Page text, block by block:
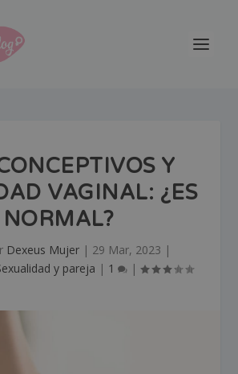
Y
VAGINAL: ¿ES
NORMAL?
Dexeus Mujer| 29 Mar, 2023 |
y pareja | 1 |